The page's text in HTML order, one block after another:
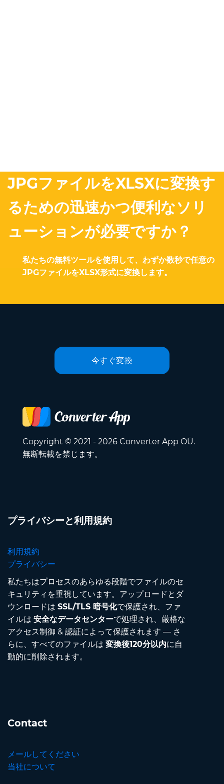
JPGファイルをXLSXに変換す
るための迅速かつ便利なソリ
ューションが必要ですか？
私たちの無料ツールを使用して、わずか数秒で任意の
JPGファイルをXLSX形式に変換します。
今すぐ変換
Copyright © 2021 - 2026 Converter App OÜ.
無断転載を禁じます。
プライバシーと利用規約
利用規約
プライバシー
私たちはプロセスのあらゆる段階でファイルのセ
キュリティを重視しています。アップロードとダ
ウンロードは SSL/TLS 暗号化で保護され、ファ
イルは 安全なデータセンターで処理され、厳格な
アクセス制御 & 認証によって保護されます — さ
らに、すべてのファイルは 変換後120分以内に自
動的に削除されます。
Contact
メールしてください
当社について